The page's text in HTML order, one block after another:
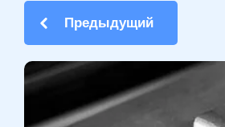
Предыдущий